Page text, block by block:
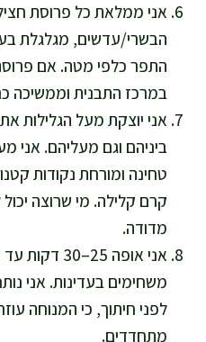
הבשרי/עדשים, מגלגלת
התפר כלפי מטה. אם
במרכז התבנית וממשיכה
אני יוצקת מעל הגלילות
ביניהם וגם מעליהם. אני
טחינה ומורחת נקודות
מדודה.
אני אופה
לפני חיתוך, כי המנוחה
מתחדדים.